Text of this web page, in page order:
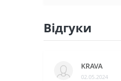
Відгуки
KRAVA
02.05.2024